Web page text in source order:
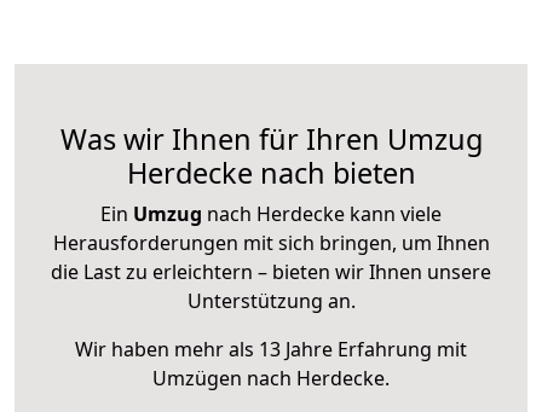
Was wir Ihnen für Ihren Umzug
Herdecke nach bieten
Ein Umzug nach Herdecke kann viele
Herausforderungen mit sich bringen, um Ihnen
die Last zu erleichtern – bieten wir Ihnen unsere
Unterstützung an.
Wir haben mehr als 13 Jahre Erfahrung mit
Umzügen nach Herdecke.